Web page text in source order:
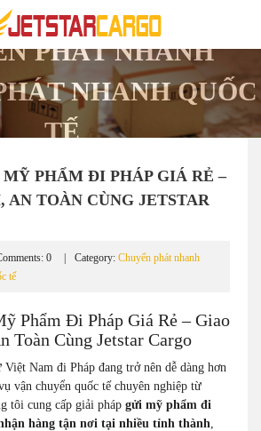
PHÁT NHANH
NHANH QUỐC
TẾ
PHẨM ĐI PHÁP GIÁ RẺ –
AN TOÀN CÙNG JETSTAR
0 Category: Chuyển phát nhanh
tế
Phẩm Đi Pháp Giá Rẻ – Giao
Toàn Cùng Jetstar Cargo
Nam đi Pháp đang trở nên dễ dàng hơn
vận chuyển quốc tế chuyên nghiệp từ
tôi cung cấp giải pháp gửi mỹ phẩm đi
hàng tận nơi tại nhiều tỉnh thành,